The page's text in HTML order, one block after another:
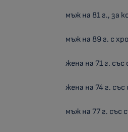
мъж на 81 г., за
мъж на 89 г. с
жена на 71 г.
жена на 74 г.
мъж на 77 г. със